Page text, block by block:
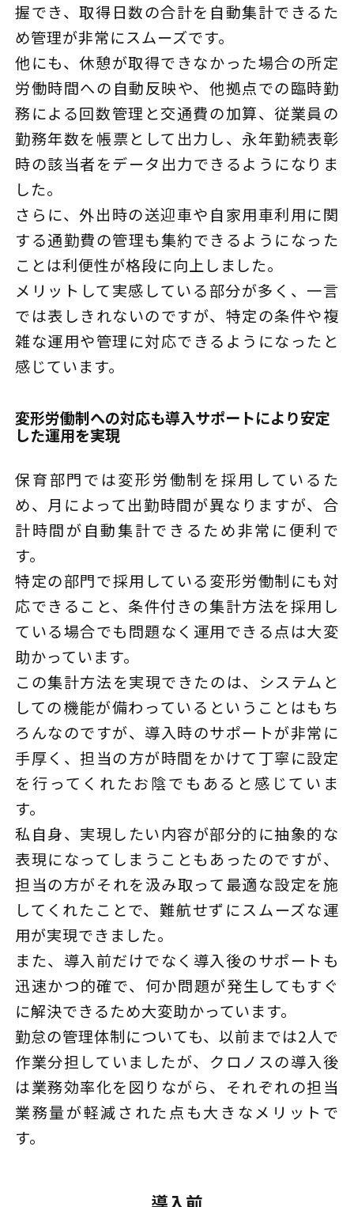
握でき、取得日数の合計を自動集計できるた
め管理が非常にスムーズです。
他にも、休憩が取得できなかった場合の所定
労働時間への自動反映や、他拠点での臨時勤
務による回数管理と交通費の加算、従業員の
勤務年数を帳票として出力し、永年勤続表彰
時の該当者をデータ出力できるようになりま
した。
さらに、外出時の送迎車や自家用車利用に関
する通勤費の管理も集約できるようになった
ことは利便性が格段に向上しました。
メリットして実感している部分が多く、一言
では表しきれないのですが、特定の条件や複
雑な運用や管理に対応できるようになったと
感じています。
変形労働制への対応も導入サポートにより安定
した運用を実現
保育部門では変形労働制を採用しているた
め、月によって出勤時間が異なりますが、合
計時間が自動集計できるため非常に便利で
す。
特定の部門で採用している変形労働制にも対
応できること、条件付きの集計方法を採用し
ている場合でも問題なく運用できる点は大変
助かっています。
この集計方法を実現できたのは、システムと
しての機能が備わっているということはもち
ろんなのですが、導入時のサポートが非常に
手厚く、担当の方が時間をかけて丁寧に設定
を行ってくれたお陰でもあると感じていま
す。
私自身、実現したい内容が部分的に抽象的な
表現になってしまうこともあったのですが、
担当の方がそれを汲み取って最適な設定を施
してくれたことで、難航せずにスムーズな運
用が実現できました。
また、導入前だけでなく導入後のサポートも
迅速かつ的確で、何か問題が発生してもすぐ
に解決できるため大変助かっています。
勤怠の管理体制についても、以前までは2人で
作業分担していましたが、クロノスの導入後
は業務効率化を図りながら、それぞれの担当
業務量が軽減された点も大きなメリットで
す。
導入前